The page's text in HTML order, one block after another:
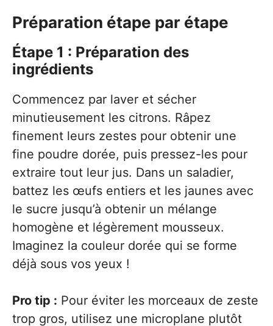
Préparation étape par étape
Étape 1 : Préparation des
ingrédients
Commencez par laver et sécher
minutieusement les citrons. Râpez
finement leurs zestes pour obtenir une
fine poudre dorée, puis pressez-les pour
extraire tout leur jus. Dans un saladier,
battez les œufs entiers et les jaunes avec
le sucre jusqu’à obtenir un mélange
homogène et légèrement mousseux.
Imaginez la couleur dorée qui se forme
déjà sous vos yeux !
Pro tip : Pour éviter les morceaux de zeste
trop gros, utilisez une microplane plutôt